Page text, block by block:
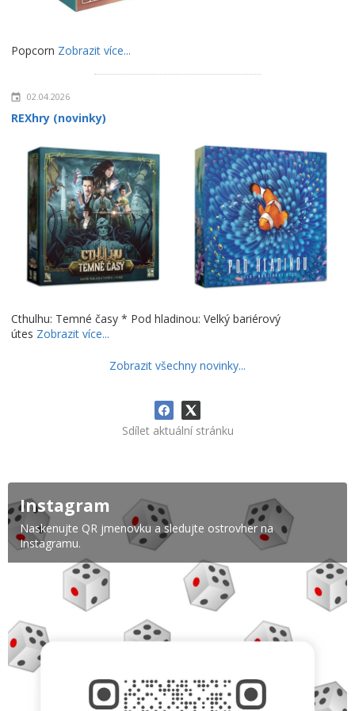
Popcorn Zobrazit více...
02.04.2026
REXhry (novinky)
Cthulhu: Temné časy * Pod hladinou: Velký bariérový
útes Zobrazit více...
Zobrazit všechny novinky...
Sdílet aktuální stránku
Instagram
Naskenujte QR jmenovku a sledujte ostrovher na
Instagramu.